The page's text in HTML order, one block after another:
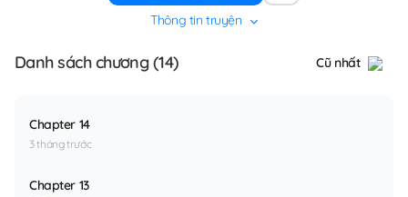
Thông tin truyện
Danh sách chương (14) Cũ nhất
Chapter 14
3 tháng trước
Chapter 13